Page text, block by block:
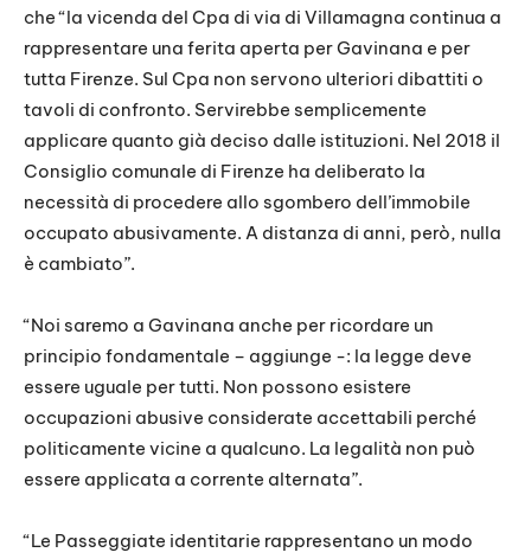
che “la vicenda del Cpa di via di Villamagna continua a
rappresentare una ferita aperta per Gavinana e per
tutta Firenze. Sul Cpa non servono ulteriori dibattiti o
tavoli di confronto. Servirebbe semplicemente
applicare quanto già deciso dalle istituzioni. Nel 2018 il
Consiglio comunale di Firenze ha deliberato la
necessità di procedere allo sgombero dell’immobile
occupato abusivamente. A distanza di anni, però, nulla
è cambiato”.
“Noi saremo a Gavinana anche per ricordare un
principio fondamentale – aggiunge -: la legge deve
essere uguale per tutti. Non possono esistere
occupazioni abusive considerate accettabili perché
politicamente vicine a qualcuno. La legalità non può
essere applicata a corrente alternata”.
“Le Passeggiate identitarie rappresentano un modo